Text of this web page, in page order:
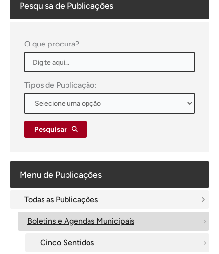
Pesquisa de Publicações
O que procura?
Tipos de Publicação:
Pesquisar
Menu de Publicações
Todas as Publicações
Boletins e Agendas Municipais
Cinco Sentidos